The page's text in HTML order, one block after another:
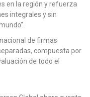
en la región y refuerza
integrales y sin
de firmas
compuesta por
de todo el